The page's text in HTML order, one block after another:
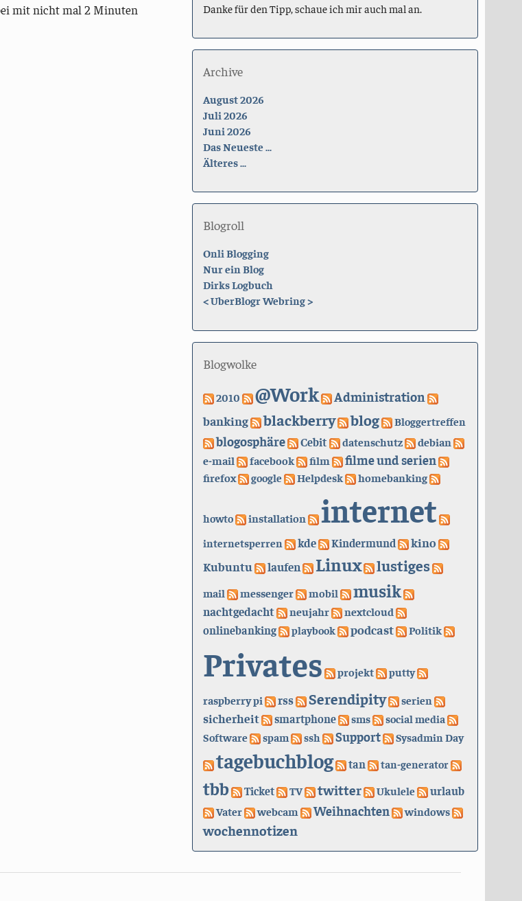
mit nicht mal 2 Minuten
Danke für den Tipp, schaue ich mir auch mal an.
Archive
August 2026
Juli 2026
Juni 2026
Das Neueste ...
Älteres ...
Blogroll
Onli Blogging
Nur ein Blog
Dirks Logbuch
<UberBlogr Webring>
Blogwolke
2010 @Work Administration
banking blackberry blog Bloggertreffen
blogosphäre Cebit datenschutz
debian
e-mail
facebook film filme und serien
firefox google Helpdesk homebanking
howto installation internet
internetsperren kde Kindermund
kino
Kubuntu
laufen Linux lustiges
mail messenger mobil musik
nachtgedacht neujahr nextcloud
onlinebanking playbook podcast Politik
Privates projekt putty
raspberry pi rss Serendipity serien
sicherheit smartphone sms
social media
Software
spam ssh Support Sysadmin Day
tagebuchblog tan tan-generator
tbb Ticket TV twitter Ukulele urlaub
Vater webcam Weihnachten windows
wochennotizen